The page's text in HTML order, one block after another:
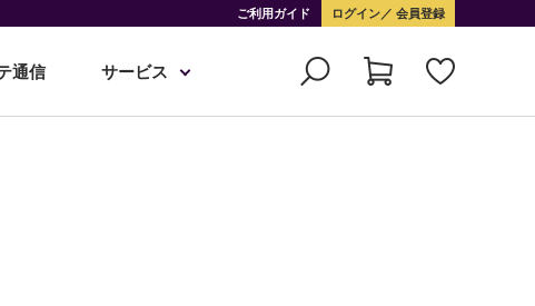
ご利用ガイド ログイン 会員登録
通信 サービス